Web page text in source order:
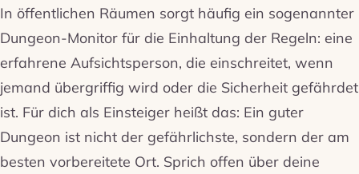
In öffentlichen Räumen sorgt häufig ein sogenannter
Dungeon-Monitor für die Einhaltung der Regeln: eine
erfahrene Aufsichtsperson, die einschreitet, wenn
jemand übergriffig wird oder die Sicherheit gefährdet
ist. Für dich als Einsteiger heißt das: Ein guter
Dungeon ist nicht der gefährlichste, sondern der am
besten vorbereitete Ort. Sprich offen über deine